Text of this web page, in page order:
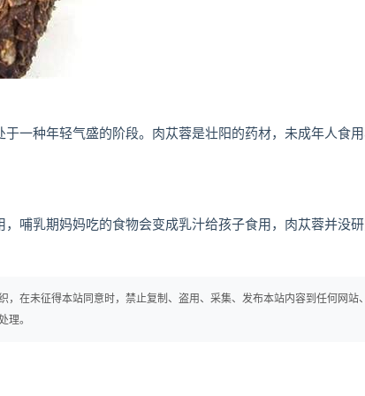
一种年轻气盛的阶段。肉苁蓉是壮阳的药材，未成年人食
哺乳期妈妈吃的食物会变成乳汁给孩子食用，肉苁蓉并没
在未征得本站同意时，禁止复制、盗用、采集、发布本站内容到任何网站、
理。